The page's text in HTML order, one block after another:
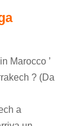
Marocco ’
? (Da
a